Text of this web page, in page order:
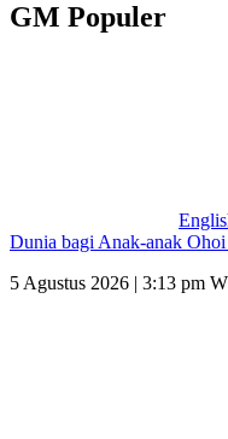
GM Populer
Dunia bagi Anak-anak
5 Agustus 2026 | 3:13 pm